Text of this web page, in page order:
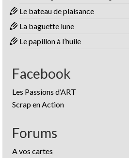
Le bateau de plaisance
La baguette lune
Le papillon à l’huile
Facebook
Les Passions d’ART
Scrap en Action
Forums
A vos cartes